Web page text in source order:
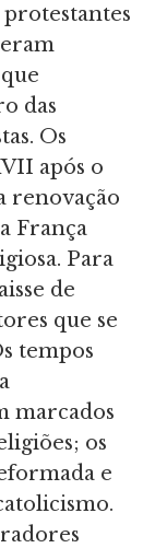
das
Os
após o
renovação
França
Para
de
que se
tempos
marcados
os
e